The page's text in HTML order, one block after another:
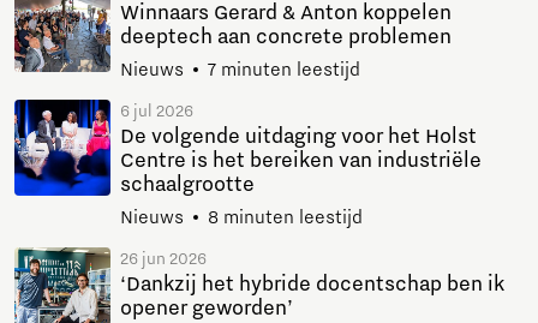
Winnaars Gerard & Anton koppelen
deeptech aan concrete problemen
Nieuws 7 minuten leestijd
6 jul 2026
De volgende uitdaging voor het Holst
Centre is het bereiken van industriële
schaalgrootte
Nieuws 8 minuten leestijd
26 jun 2026
‘Dankzij het hybride docentschap ben ik
opener geworden’